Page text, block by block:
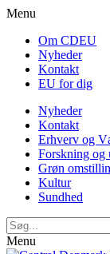
Menu
Om CDEU
Nyheder
Kontakt
EU for dig
Nyheder
Kontakt
Erhverv og
Forskning og
Grøn
Kultur
Sundhed
Menu